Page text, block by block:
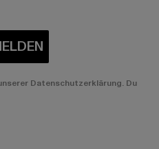
Datenschutzerklärung. Du